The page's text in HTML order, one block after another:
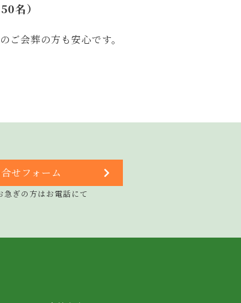
名）
ご会葬の方も安心です。
せフォーム
ぎの方はお電話にて